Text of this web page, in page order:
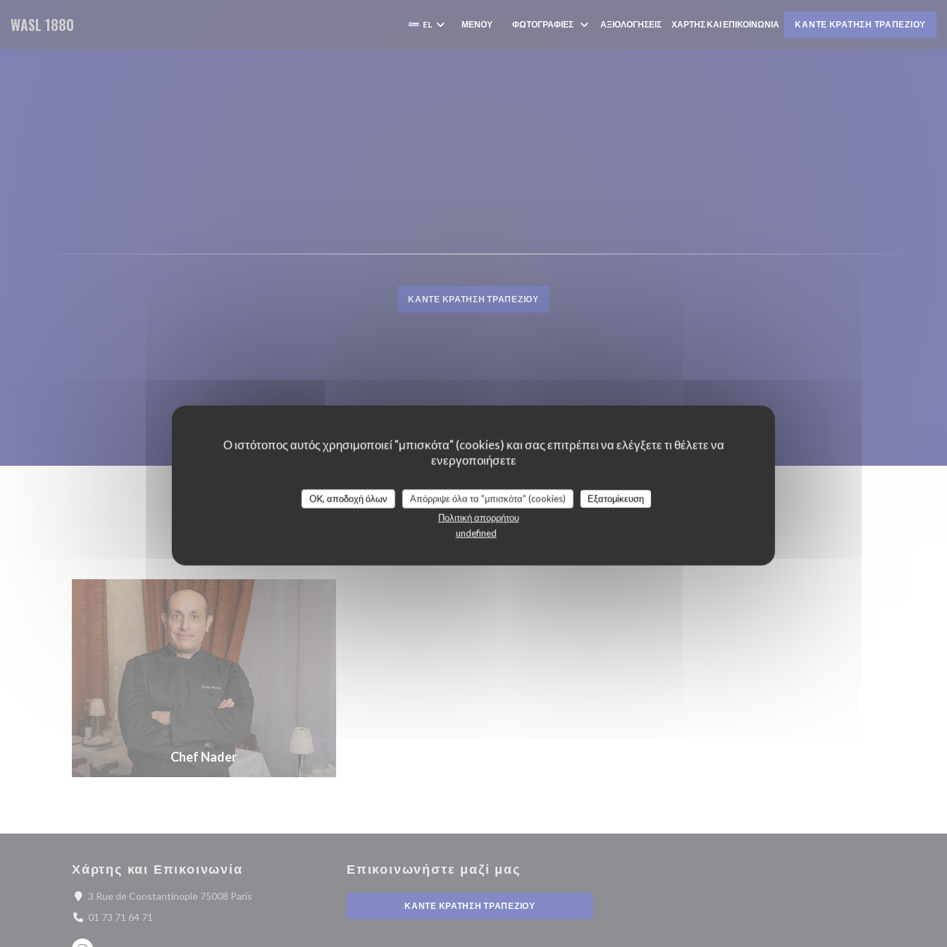
Ο ιστότοπος αυτός χρησιμοποιεί "μπισκότα" (cookies) και σας επιτρέπει να ελέγξετε τι θέλετε να
ενεργοποιήσετε
OK, αποδοχή όλων Απόρριψε όλα τα "μπισκότα" (cookies)
Εξατομίκευση
Πολιτική απορρήτου
undefined
WASL 1880 ΜΕΝΟΎ ΦΩΤΟΓΡΑΦΊΕΣ ΑΞΙΟΛΟΓΉΣΕΙΣ
((ΑΝΟΊΓΕΙ ΣΕ ΝΈΟ ΠΑΡΆΘΥΡΟ)) ΧΆΡΤΗΣ ΚΑΙ ΕΠΙΚΟΙΝΩΝΊΑ
EL ΚΆΝΤΕ ΚΡΆΤΗΣΗ ΤΡΑΠΕΖΙΟΎ
ΚΆΝΤΕ ΚΡΆΤΗΣΗ ΤΡΑΠΕΖΙΟΎ
Chef Nader
Χάρτης και Επικοινωνία
3 Rue de Constantinople 75008 Paris ((ανοίγει σε νέο παράθυρο))
01 73 71 64 71
Επικοινωνήστε μαζί μας
ΚΆΝΤΕ ΚΡΆΤΗΣΗ ΤΡΑΠΕΖΙΟΎ